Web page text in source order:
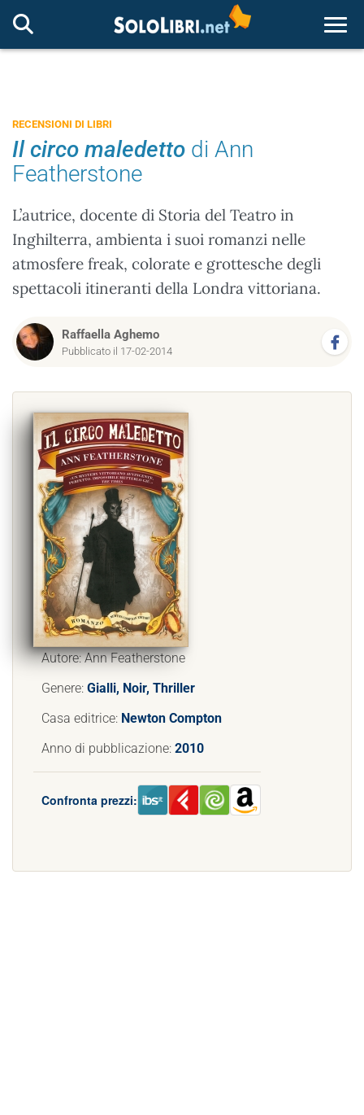
RECENSIONI DI LIBRI
Il circo maledetto di Ann
Featherstone
L’autrice, docente di Storia del Teatro in
Inghilterra, ambienta i suoi romanzi nelle
atmosfere freak, colorate e grottesche degli
spettacoli itineranti della Londra vittoriana.
Raffaella Aghemo
Pubblicato il 17-02-2014
Autore: Ann Featherstone
Genere: Gialli, Noir, Thriller
Casa editrice: Newton Compton
Anno di pubblicazione: 2010
Confronta prezzi: